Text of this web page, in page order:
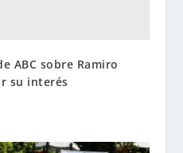
ABC sobre Ramiro
su interés